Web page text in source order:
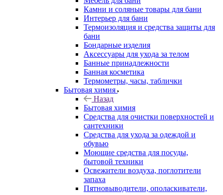
Камни и соляные товары для бани
Интерьер для бани
Термоизоляция и средства защиты для
бани
Бондарные изделия
Аксеcсуары для ухода за телом
Банные принадлежности
Банная косметика
Термометры, часы, таблички
Бытовая химия
Назад
Бытовая химия
Средства для очистки поверхностей и
сантехники
Средства для ухода за одеждой и
обувью
Моющие средства для посуды,
бытовой техники
Освежители воздуха, поглотители
запаха
Пятновыводители, ополаскиватели,